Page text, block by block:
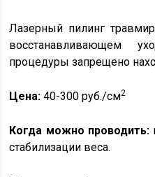
Лазерный пилинг
восстанавливающем
процедуры запрещено
Цена: 40-300 руб./см2
Когда можно проводить:
стабилизации веса.